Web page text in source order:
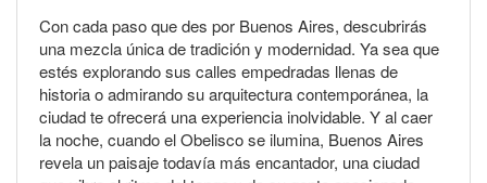
Con cada paso que des por Buenos Aires, descubrirás
una mezcla única de tradición y modernidad. Ya sea que
estés explorando sus calles empedradas llenas de
historia o admirando su arquitectura contemporánea, la
ciudad te ofrecerá una experiencia inolvidable. Y al caer
la noche, cuando el Obelisco se ilumina, Buenos Aires
revela un paisaje todavía más encantador, una ciudad